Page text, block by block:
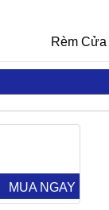
Rèm
MUA NGAY